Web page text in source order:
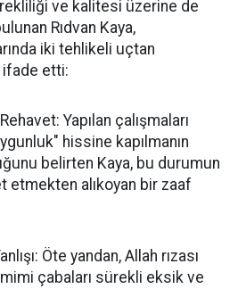
ve kalitesi üzerine de
Rıdvan Kaya,
iki tehlikeli uçtan
ifade etti:
Yapılan çalışmaları
hissine kapılmanın
belirten Kaya, bu durumun
etmekten alıkoyan bir zaaf
Öte yandan, Allah rızası
çabaları sürekli eksik ve